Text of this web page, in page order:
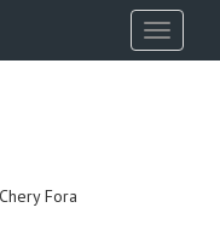
Toggle